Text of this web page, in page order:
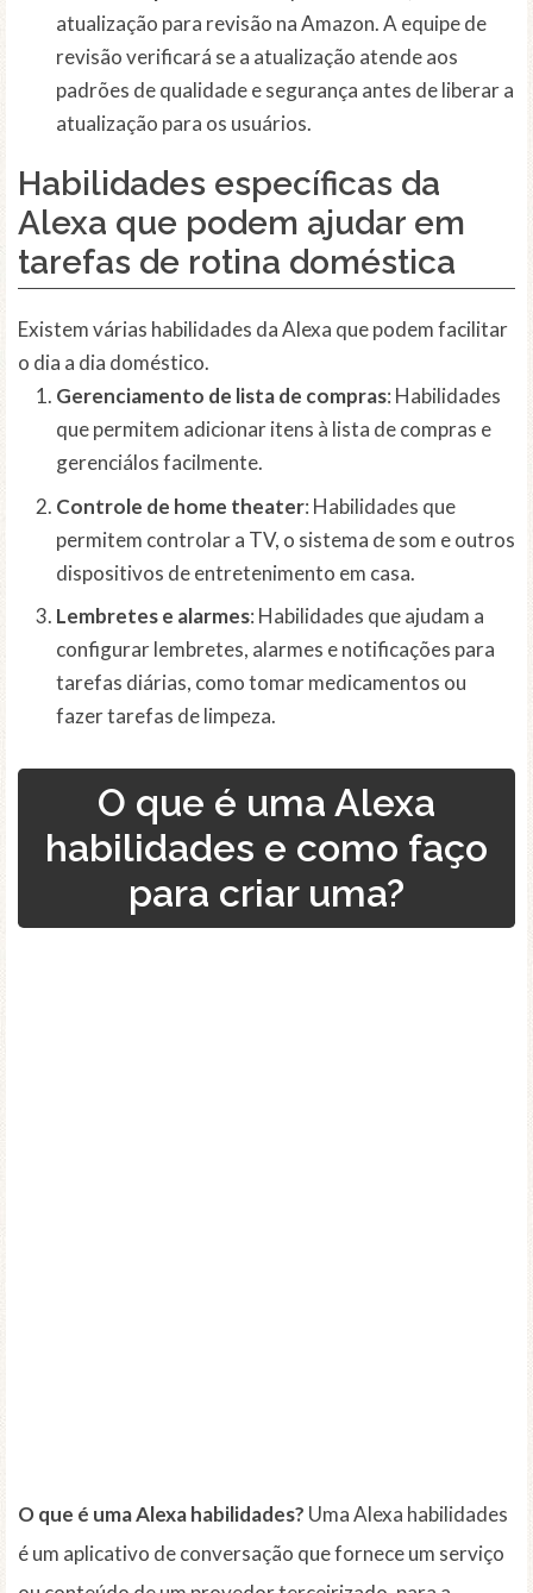
atualização para revisão na Amazon. A equipe de
revisão verificará se a atualização atende aos
padrões de qualidade e segurança antes de liberar a
atualização para os usuários.
Habilidades específicas da
Alexa que podem ajudar em
tarefas de rotina doméstica
Existem várias habilidades da Alexa que podem facilitar
o dia a dia doméstico.
Gerenciamento de lista de compras: Habilidades
que permitem adicionar itens à lista de compras e
gerenciálos facilmente.
Controle de home theater: Habilidades que
permitem controlar a TV, o sistema de som e outros
dispositivos de entretenimento em casa.
Lembretes e alarmes: Habilidades que ajudam a
configurar lembretes, alarmes e notificações para
tarefas diárias, como tomar medicamentos ou
fazer tarefas de limpeza.
O que é uma Alexa
habilidades e como faço
para criar uma?
O que é uma Alexa habilidades? Uma Alexa habilidades
é um aplicativo de conversação que fornece um serviço